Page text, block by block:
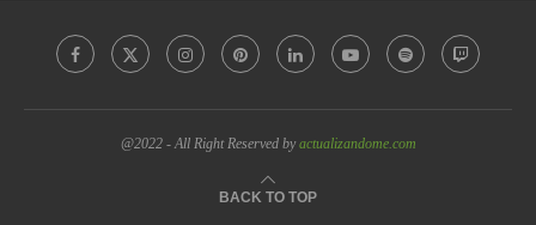
@2022 - All Right Reserved byactualizandome.com
BACK TO TOP